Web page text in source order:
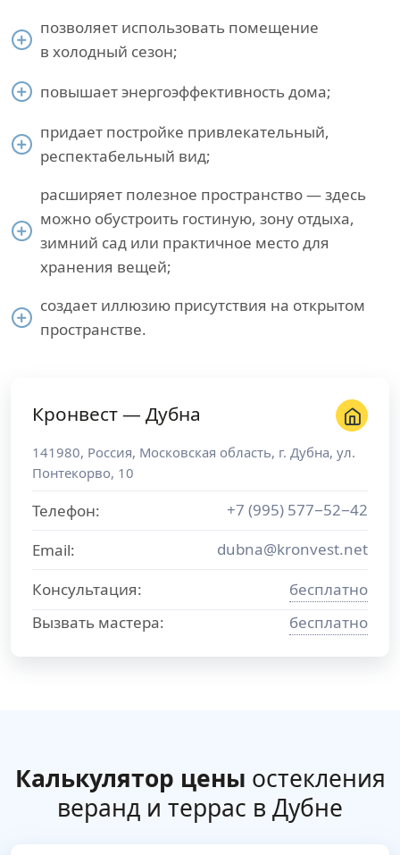
позволяет использовать помещение
в холодный сезон;
повышает энергоэффективность дома;
придает постройке привлекательный,
респектабельный вид;
расширяет полезное пространство — здесь
можно обустроить гостиную, зону отдыха,
зимний сад или практичное место для
хранения вещей;
создает иллюзию присутствия на открытом
пространстве.
Кронвест — Дубна
141980, Россия, Московская область, г. Дубна, ул.
Понтекорво, 10
Телефон:
+7 (995) 577−52−42
Email:
dubna@kronvest.net
Консультация:
бесплатно
Вызвать мастера:
бесплатно
Калькулятор цены остекления
веранд и террас в Дубне